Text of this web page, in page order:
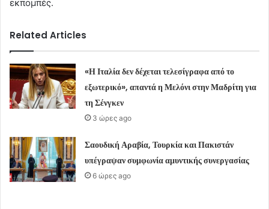
εκπομπές.
Related Articles
«Η Ιταλία δεν δέχεται τελεσίγραφα από το
εξωτερικό», απαντά η Μελόνι στην Μαδρίτη για
τη Σένγκεν
3 ώρες ago
Σαουδική Αραβία, Τουρκία και Πακιστάν
υπέγραψαν συμφωνία αμυντικής συνεργασίας
6 ώρες ago